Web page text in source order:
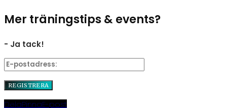
Mer träningstips & events?
- Ja tack!
DelaPinnaE-post